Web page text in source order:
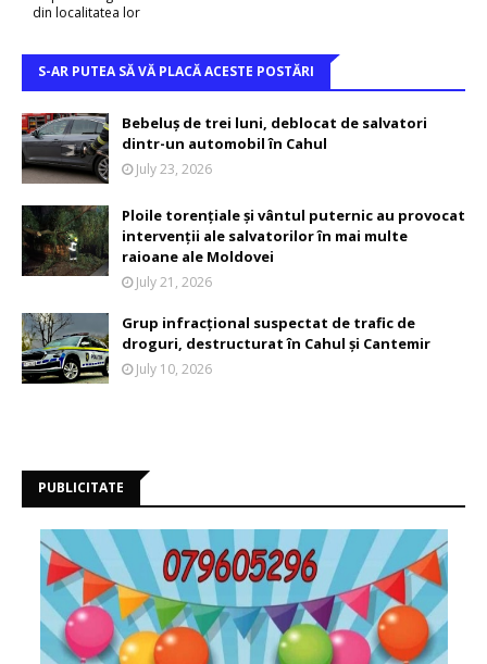
din localitatea lor
S-AR PUTEA SĂ VĂ PLACĂ ACESTE POSTĂRI
Bebeluș de trei luni, deblocat de salvatori
dintr-un automobil în Cahul
July 23, 2026
Ploile torențiale și vântul puternic au provocat
intervenții ale salvatorilor în mai multe
raioane ale Moldovei
July 21, 2026
Grup infracțional suspectat de trafic de
droguri, destructurat în Cahul și Cantemir
July 10, 2026
PUBLICITATE